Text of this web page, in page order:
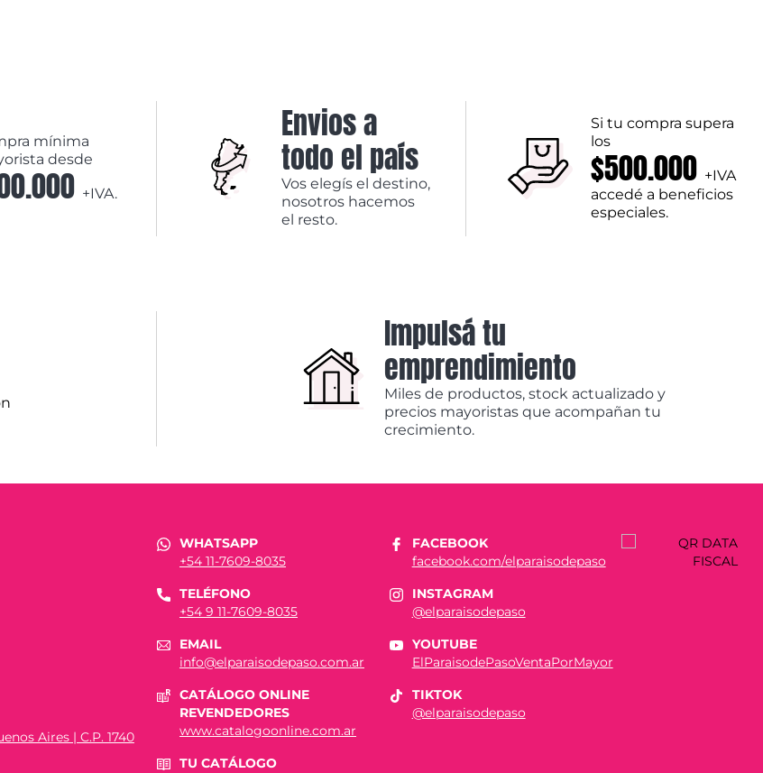
mínima
desde
+IVA.
Envios a
todo el país
Vos elegís el destino,
nosotros hacemos
el resto.
Si tu compra supera
los
$500.000 +IVA
accedé a beneficios
especiales.
Impulsá tu
emprendimiento
Miles de productos, stock actualizado y
precios mayoristas que acompañan tu
crecimiento.
Aires | C.P. 1740
WHATSAPP
+54 11-7609-8035
TELÉFONO
+54 9 11-7609-8035
EMAIL
info@elparaisodepaso.com.ar
CATÁLOGO ONLINE
REVENDEDORES
www.catalogoonline.com.ar
TU CATÁLOGO
FACEBOOK
facebook.com/elparaisodepaso
INSTAGRAM
@elparaisodepaso
YOUTUBE
ElParaisodePasoVentaPorMayor
TIKTOK
@elparaisodepaso